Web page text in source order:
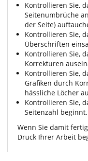
Kontrollieren Sie,
Seitenumbrüche
der Seite)
Kontrollieren Sie,
Überschriften
Kontrollieren Sie,
Korrekturen
Kontrollieren Sie,
Grafiken durch
hässliche Löcher
Kontrollieren Sie,
Seitenzahl beginnt.
Wenn Sie damit
Druck Ihrer Arbeit